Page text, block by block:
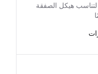
لتناسب هيكل الصفقة